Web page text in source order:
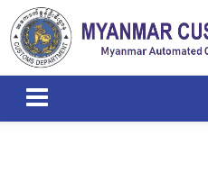
Skip to main content